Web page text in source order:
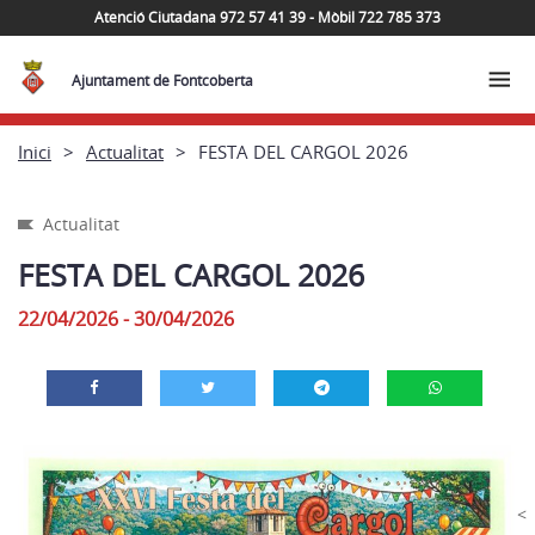
Atenció Ciutadana 972 57 41 39 - Mòbil 722 785 373
Ajuntament de Fontcoberta
Inici Actualitat FESTA DEL CARGOL 2026
Actualitat
FESTA DEL CARGOL 2026
22/04/2026 - 30/04/2026
<